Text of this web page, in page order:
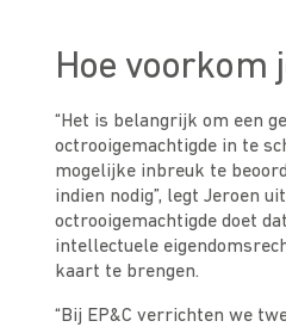
Hoe voorkom
“Het is belangrijk om een
octrooigemachtigde in te
mogelijke inbreuk te
indien nodig”, legt Jeroen
octrooigemachtigde doet
intellectuele
kaart te brengen.
“Bij EP&C verrichten we